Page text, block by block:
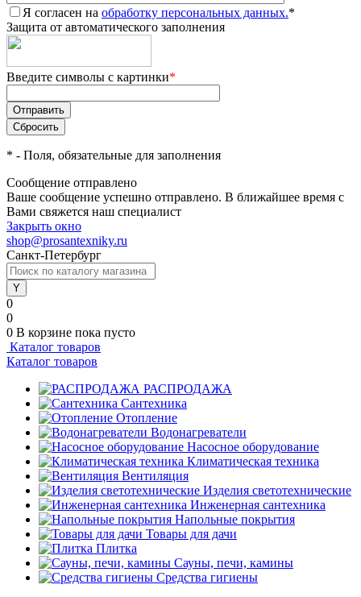
Я согласен на обработку персональных данных.*
Защита от автоматического заполнения
Введите символы с картинки*
* - Поля, обязательные для заполнения
Сообщение отправлено
Ваше сообщение успешно отправлено. В ближайшее время с
Вами свяжется наш специалист
Закрыть окно
shop@prosantexniky.ru
Санкт-Петербург
0
0
0 В корзине пока пусто
Каталог товаров
Каталог товаров
РАСПРОДАЖА
Сантехника
Отопление
Водонагреватели
Насосное оборудование
Климатическая техника
Вентиляция
Изделия светотехнические
Инженерная сантехника
Напольные покрытия
Товары для дачи
Плитка
Сауны, печи, камины
Средства гигиены